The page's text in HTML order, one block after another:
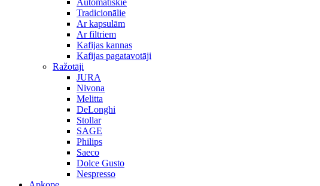
Automātiskie
Tradicionālie
Ar kapsulām
Ar filtriem
Kafijas kannas
Kafijas pagatavotāji
Ražotāji
JURA
Nivona
Melitta
DeLonghi
Stollar
SAGE
Philips
Saeco
Dolce Gusto
Nespresso